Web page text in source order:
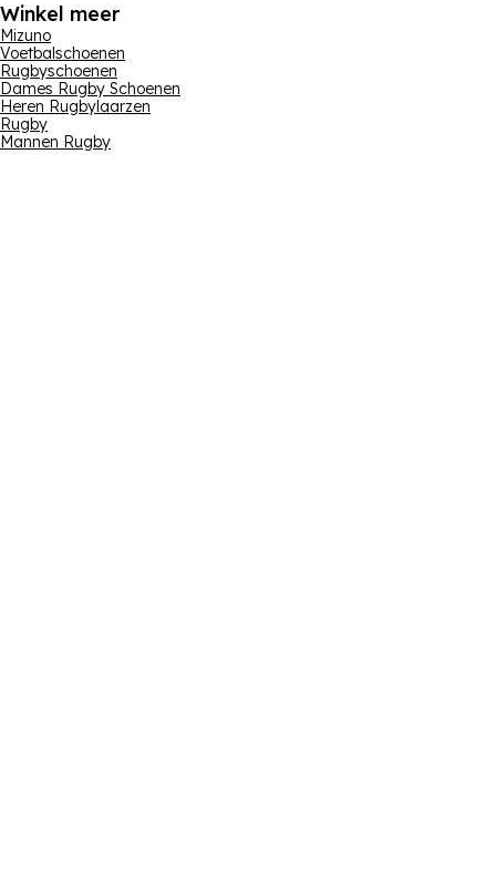
Winkel meer
Mizuno
Voetbalschoenen
Rugbyschoenen
Dames Rugby Schoenen
Heren Rugbylaarzen
Rugby
Mannen Rugby